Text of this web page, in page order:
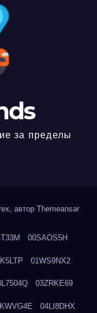
за пределы
автор Themeansar
00SAOS5H
01WS9NX2
03ZRKE69
04LI8DHX